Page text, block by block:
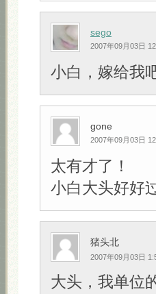
sego
2007年09月03日
小白，嫁给我
gone
2007年09月03日
太有才了！
小白大头好好
猪头北
2007年09月03日
大头，我单位